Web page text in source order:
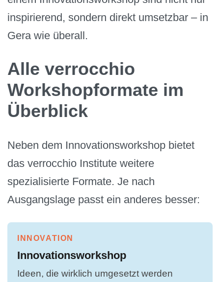
inspirierend, sondern direkt umsetzbar – in
Gera wie überall.
Alle verrocchio
Workshopformate im
Überblick
Neben dem Innovationsworkshop bietet
das verrocchio Institute weitere
spezialisierte Formate. Je nach
Ausgangslage passt ein anderes besser:
INNOVATION
Innovationsworkshop
Ideen, die wirklich umgesetzt werden